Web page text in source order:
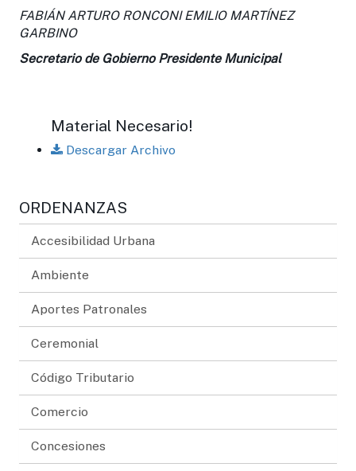
FABIÁN ARTURO RONCONI EMILIO MARTÍNEZ
GARBINO
Secretario de Gobierno Presidente Municipal
Material Necesario!
Descargar Archivo
ORDENANZAS
Accesibilidad Urbana
Ambiente
Aportes Patronales
Ceremonial
Código Tributario
Comercio
Concesiones